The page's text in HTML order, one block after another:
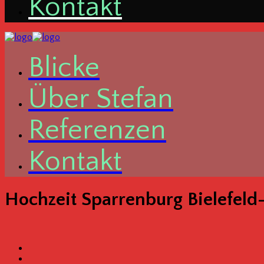
Kon­takt
Bli­cke
Über Ste­fan
Refe­ren­zen
Kon­takt
Hoch­zeit Spar­ren­burg